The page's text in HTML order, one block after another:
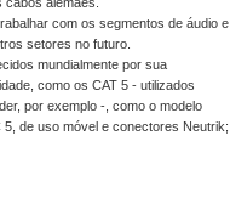
com os segmentos de áudio e
setores no futuro.
mundialmente por sua
como os CAT 5 - utilizados
por exemplo -, como o modelo
de uso móvel e conectores Neutrik;